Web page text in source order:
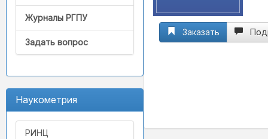
Журналы РГПУ
Задать вопрос
Наукометрия
РИНЦ
Заказать